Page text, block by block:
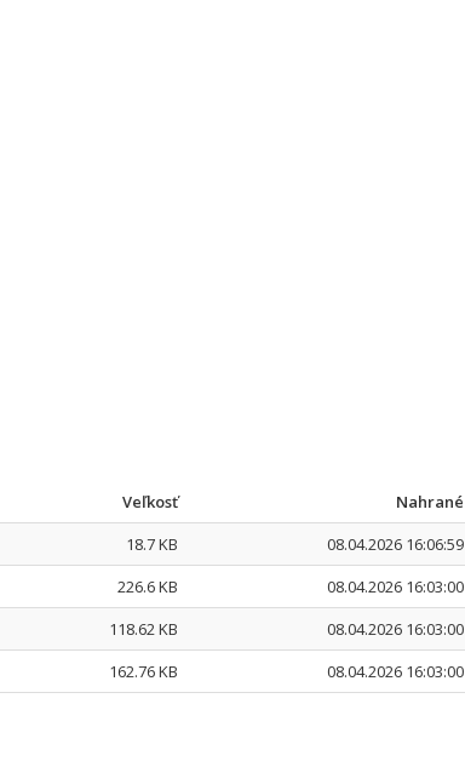
Veľkosť
Nahrané
18.7 KB
08.04.2026 16:06:59
226.6 KB
08.04.2026 16:03:00
118.62 KB
08.04.2026 16:03:00
162.76 KB 08.04.2026 16:03:00